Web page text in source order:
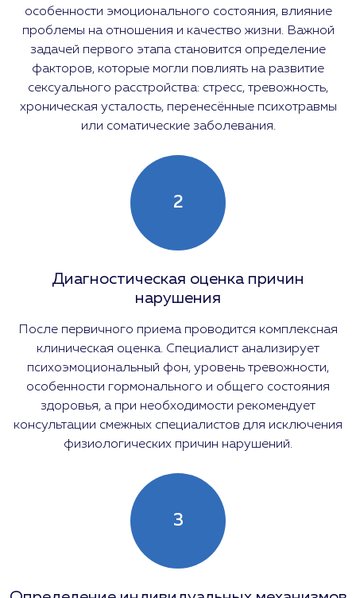
особенности эмоционального состояния, влияние
проблемы на отношения и качество жизни. Важной
задачей первого этапа становится определение
факторов, которые могли повлиять на развитие
сексуального расстройства: стресс, тревожность,
хроническая усталость, перенесённые психотравмы
или соматические заболевания.
2
Диагностическая оценка причин
нарушения
После первичного приема проводится комплексная
клиническая оценка. Специалист анализирует
психоэмоциональный фон, уровень тревожности,
особенности гормонального и общего состояния
здоровья, а при необходимости рекомендует
консультации смежных специалистов для исключения
физиологических причин нарушений.
3